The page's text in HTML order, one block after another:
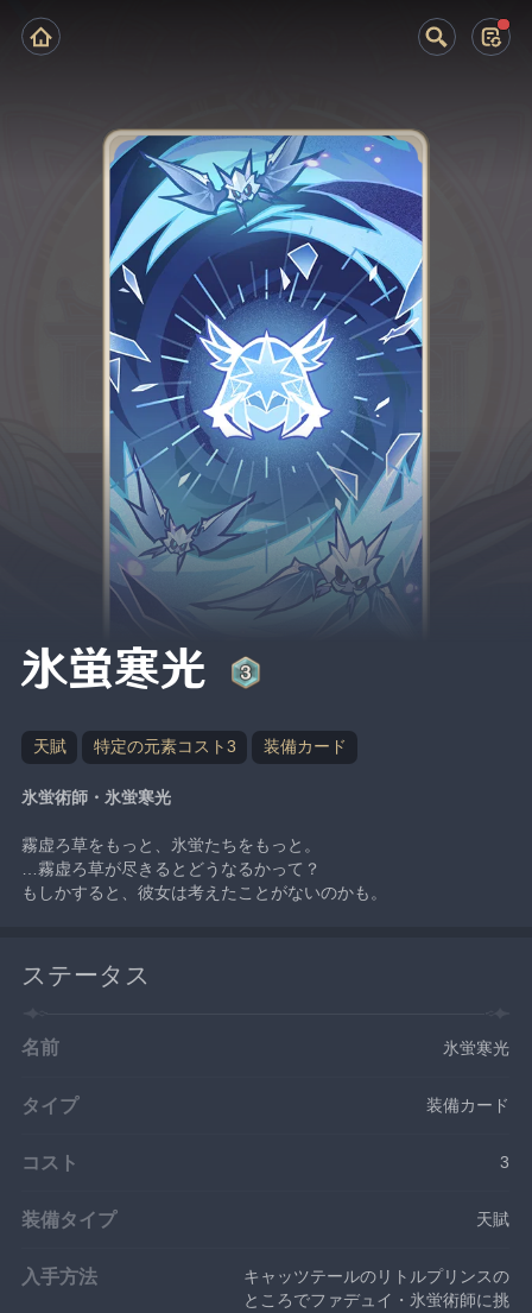
氷蛍寒光
天賦 特定の元素コスト3 装備カード
氷蛍術師・氷蛍寒光
霧虚ろ草をもっと、氷蛍たちをもっと。
…霧虚ろ草が尽きるとどうなるかって？
もしかすると、彼女は考えたことがないのかも。
ステータス
名前 氷蛍寒光
タイプ 装備カード
コスト 3
装備タイプ 天賦
入手方法
キャッツテールのリトルプリンスの
ところでファデュイ・氷蛍術師に挑